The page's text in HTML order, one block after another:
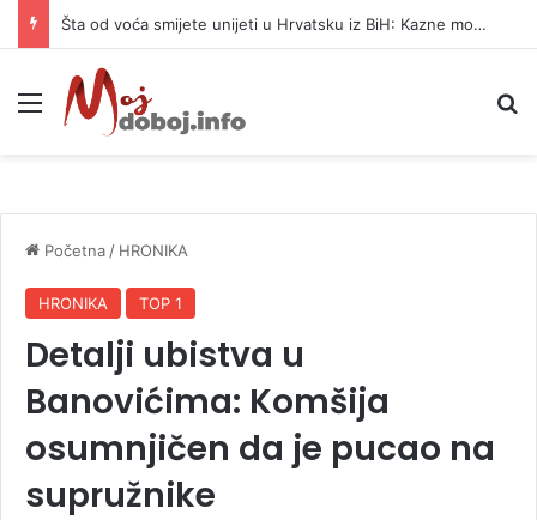
Šta od voća smijete unijeti u Hrvatsku iz BiH: Kazne mogu dostići 13.260 evra
Meni
Početna / HRONIKA
HRONIKA TOP 1
Detalji ubistva u
Banovićima: Komšija
osumnjičen da je pucao na
supružnike